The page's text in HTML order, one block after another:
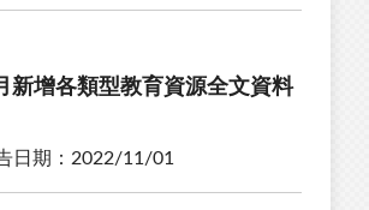
新增各類型教育資源全文資料
日期：2022/11/01